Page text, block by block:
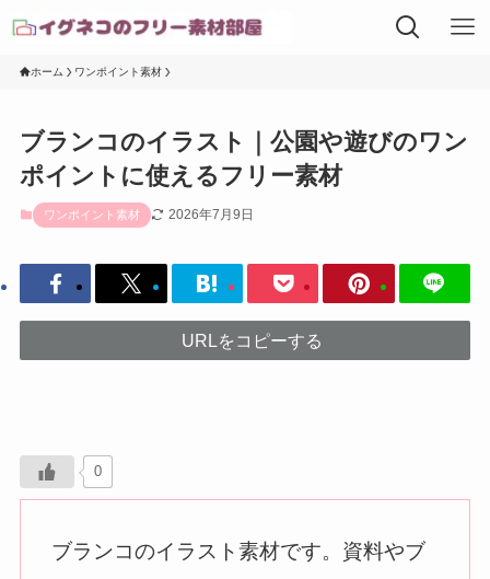
ホーム ワンポイント素材
ブランコのイラスト｜公園や遊びのワン
ポイントに使えるフリー素材
ワンポイント素材 2026年7月9日
URLをコピーする
0
ブランコのイラスト素材です。資料やブ